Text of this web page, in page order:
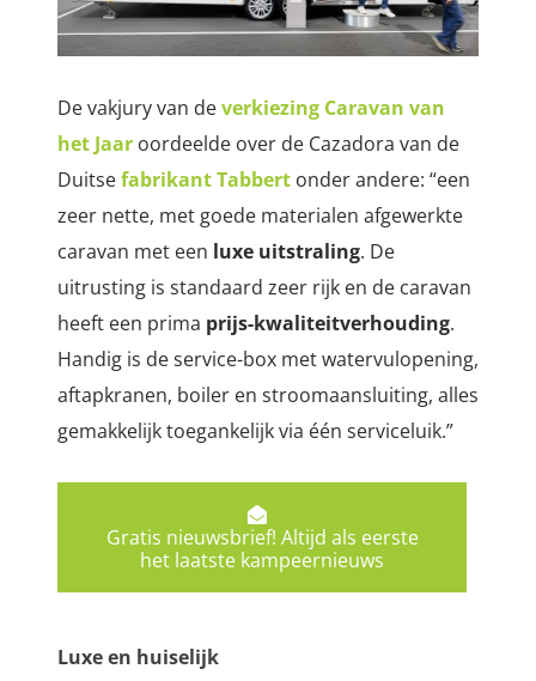
De vakjury van deverkiezing Caravan van
het Jaar oordeelde over de Cazadora van de
Duitsefabrikant Tabbert onder andere: “een
zeer nette, met goede materialen afgewerkte
caravan met een luxe uitstraling. De
uitrusting is standaard zeer rijk en de caravan
heeft een prima prijs-kwaliteitverhouding.
Handig is de service-box met watervulopening,
aftapkranen, boiler en stroomaansluiting, alles
gemakkelijk toegankelijk via één serviceluik.”
Gratis nieuwsbrief! Altijd als eerste
het laatste kampeernieuws
Luxe en huiselijk